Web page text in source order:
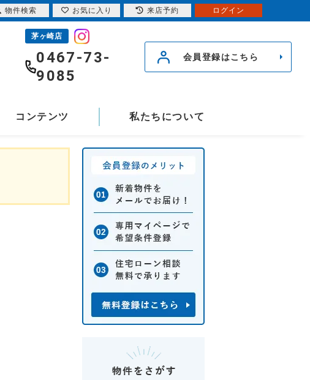
茅ヶ崎店
0467-73-
9085
会員登録はこちら
コンテンツ 私たちについて
物件検索 お気に入り 来店予約 ログイン